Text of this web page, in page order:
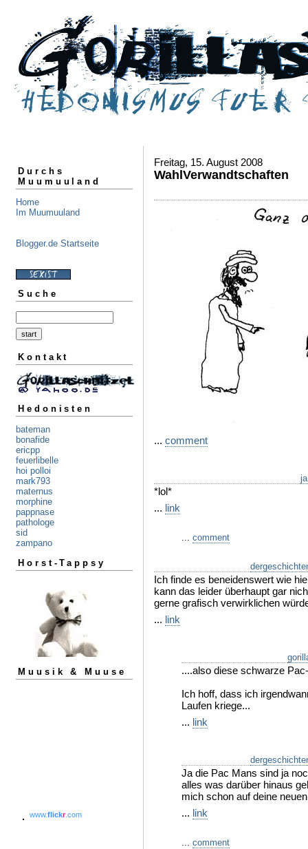
Durchs
Muumuuland
Home
Im Muumuuland
Blogger.de Startseite
Suche
Kontakt
Hedonisten
bateman
bonafide
ericpp
feuerlibelle
hoi polloi
mark793
maternus
morphine
pappnase
pathologe
sid
zampano
Horst-Tappsy
Muusik & Muuse
www.flickr.com
Freitag, 15. August 2008
WahlVerwandtschaften
... comment
*lol*
... link
... comment
Ich finde es beneidenswert wie
kann das leider überhaupt gar
gerne grafisch verwirklichen
... link
....also diese schwarze
Ich hoff, dass ich
Laufen kriege...
... link
Ja die Pac Mans sind ja
alles was darüber hinaus
mich schon auf deine
... link
... comment